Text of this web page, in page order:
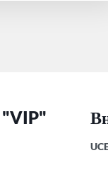
"VIP"